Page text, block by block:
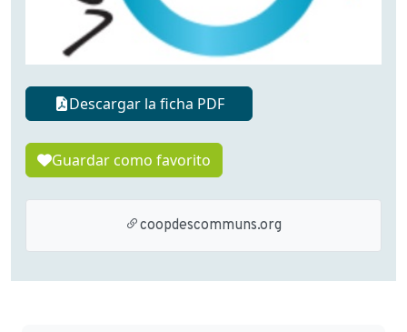
Descargar la ficha PDF
Guardar como favorito
coopdescommuns.org